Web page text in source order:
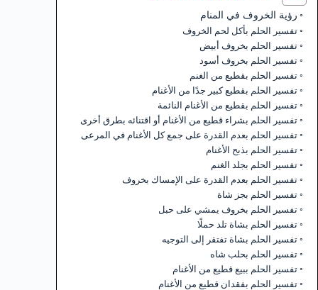
رؤية الخروف في المنام
تفسير الحلم بأكل لحم الخروف
تفسير الحلم بخروف أبيض
تفسير الحلم بخروف أسود
تفسير الحلم بقطيع من الغنم
تفسير الحلم بقطيع كبير جدًا من الأغنام
تفسير الحلم بقطيع من الأغنام النائمة
تفسير الحلم بشراء قطيع من الأغنام أو اقتنائه بطرق أخرى
تفسير الحلم بعدم القدرة على جمع كل الأغنام في المرعى
تفسير الحلم بذبح الأغنام
تفسير الحلم بجلد الغنم
تفسير الحلم بعدم القدرة على الإمساك بخروف
تفسير الحلم بجز شاة
تفسير الحلم بخروف يمشي على حبل
تفسير الحلم بشاة تلد حملًا
تفسير الحلم بشاة تفتقر إلى التوجيه
تفسير الحلم بحلب شاه
تفسير الحلم ببيع قطيع من الأغنام
تفسير الحلم بفقدان قطيع من الأغنام